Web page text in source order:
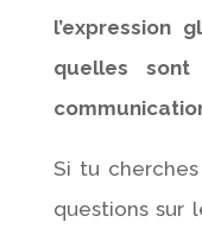
l’expression
quelles
Si tu
questions sur